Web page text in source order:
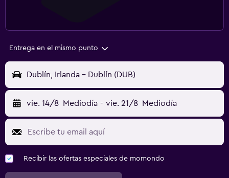
Entrega en el mismo punto
Dublín, Irlanda - Dublín (DUB)
vie. 14/8 Mediodía - vie. 21/8 Mediodía
Recibir las ofertas especiales de momondo